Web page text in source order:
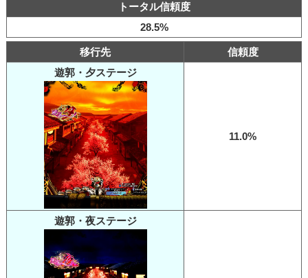
トータル信頼度
28.5%
移行先
信頼度
遊郭・夕ステージ
11.0%
遊郭・夜ステージ